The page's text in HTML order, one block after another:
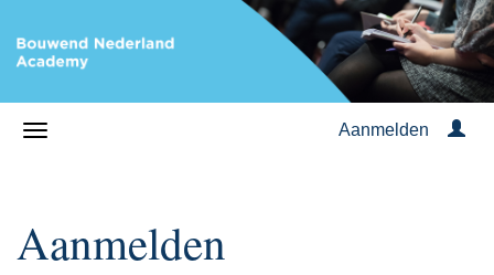
Aanmelden
Aanmelden